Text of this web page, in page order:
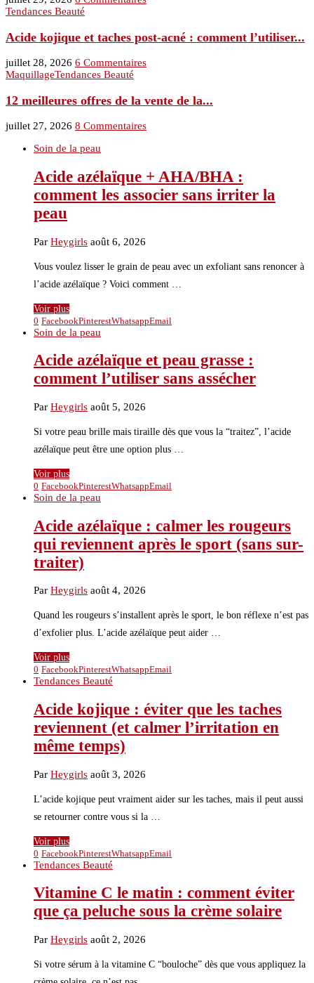
Tendances Beauté
Acide kojique et taches post-acné : comment l’utiliser...
juillet 28, 2026 6 Commentaires
MaquillageTendances Beauté
12 meilleures offres de la vente de la...
juillet 27, 2026 8 Commentaires
Soin de la peau
Acide azélaïque + AHA/BHA :
comment les associer sans irriter la
peau
Par Heygirls août 6, 2026
Vous voulez lisser le grain de peau avec un exfoliant sans renoncer à
l’acide azélaïque ? Voici comment …
Voir plus
0 FacebookPinterestWhatsappEmail
Soin de la peau
Acide azélaïque et peau grasse :
comment l’utiliser sans assécher
Par Heygirls août 5, 2026
Si votre peau brille mais tiraille dès que vous la “traitez”, l’acide
azélaïque peut être une option plus …
Voir plus
0 FacebookPinterestWhatsappEmail
Soin de la peau
Acide azélaïque : calmer les rougeurs
qui reviennent après le sport (sans sur-
traiter)
Par Heygirls août 4, 2026
Quand les rougeurs s’installent après le sport, le bon réflexe n’est pas
d’exfolier plus. L’acide azélaïque peut aider …
Voir plus
0 FacebookPinterestWhatsappEmail
Tendances Beauté
Acide kojique : éviter que les taches
reviennent (et calmer l’irritation en
même temps)
Par Heygirls août 3, 2026
L’acide kojique peut vraiment aider sur les taches, mais il peut aussi
se retourner contre vous si la …
Voir plus
0 FacebookPinterestWhatsappEmail
Tendances Beauté
Vitamine C le matin : comment éviter
que ça peluche sous la crème solaire
Par Heygirls août 2, 2026
Si votre sérum à la vitamine C “bouloche” dès que vous appliquez la